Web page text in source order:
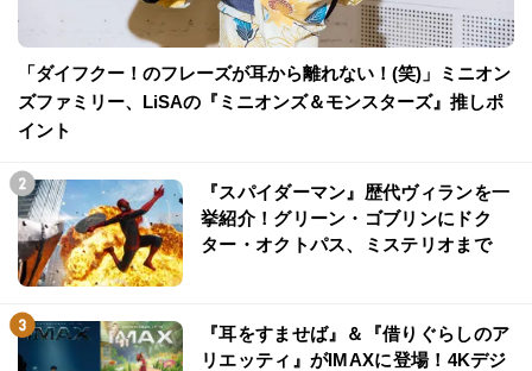
「ダイフクー！のフレーズが耳から離れない！(笑)」ミニオン
ズファミリー、LiSAの『ミニオンズ＆モンスターズ』推しポ
イント
『スパイダーマン』歴代ヴィランを一
挙紹介！グリーン・ゴブリンにドク
ター・オクトパス、ミステリオまで
『耳をすませば』＆『借りぐらしのア
リエッティ』がIMAXに登場！4Kデジ